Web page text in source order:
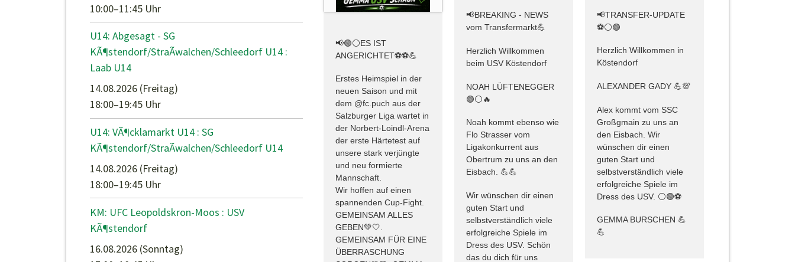
📢🟢⚪️ES IST
ANGERICHTET⚽️⚽️💪
Erstes Heimspiel in der
neuen Saison und mit
dem @fc.puch aus der
Salzburger Liga wartet in
der Norbert-Loindl-Arena
der erste Härtetest auf
unsere stark verjüngte
und neu formierte
Mannschaft.
Wir hoffen auf einen
spannenden Cup-Fight.
GEMEINSAM ALLES
GEBEN💚🤍.
GEMEINSAM FÜR EINE
ÜBERRASCHUNG
📢BREAKING - NEWS
vom Transfermarkt💪
Herzlich Willkommen
beim USV Köstendorf
NOAH LÜFTENEGGER
🟢⚪️🔥
Noah kommt ebenso wie
Flo Strasser vom
Ligakonkurrent aus
Obertrum zu uns an den
Eisbach. 💪💪
Wir wünschen dir einen
guten Start und
selbstverständlich viele
erfolgreiche Spiele im
Dress des USV. Schön
das du dich für uns
📢TRANSFER-UPDATE
⚽️⚪️🟢
Herzlich Willkommen in
Köstendorf
ALEXANDER GADY 💪💯
Alex kommt vom SSC
Großgmain zu uns an
den Eisbach. Wir
wünschen dir einen
guten Start und
selbstverständlich viele
erfolgreiche Spiele im
Dress des USV. ⚪️🟢⚽️
GEMMA BURSCHEN 💪
💪
10:00–11:45 Uhr
U14: Abgesagt - SG
KÃ¶stendorf/StraÃwalchen/Schleedorf U14 :
Laab U14
14.08.2026 (Freitag)
18:00–19:45 Uhr
U14: VÃ¶cklamarkt U14 : SG
KÃ¶stendorf/StraÃwalchen/Schleedorf U14
14.08.2026 (Freitag)
18:00–19:45 Uhr
KM: UFC Leopoldskron-Moos : USV
KÃ¶stendorf
16.08.2026 (Sonntag)